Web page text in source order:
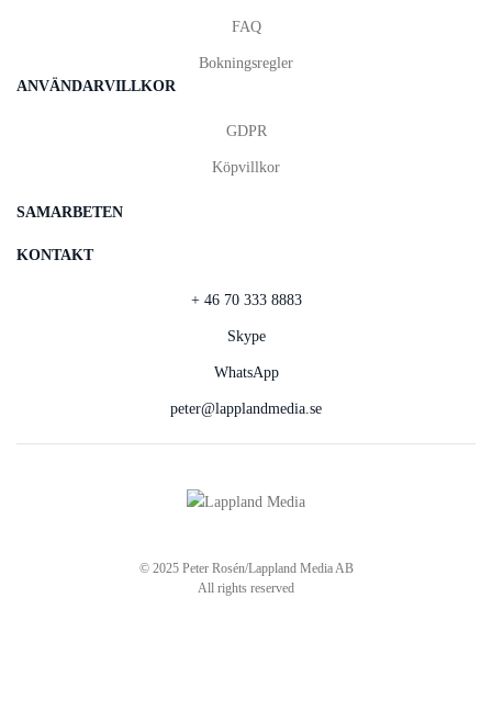
FAQ
Bokningsregler
ANVÄNDARVILLKOR
GDPR
Köpvillkor
SAMARBETEN
KONTAKT
+ 46 70 333 8883
Skype
WhatsApp
peter@lapplandmedia.se
© 2025 Peter Rosén/Lappland Media AB
All rights reserved